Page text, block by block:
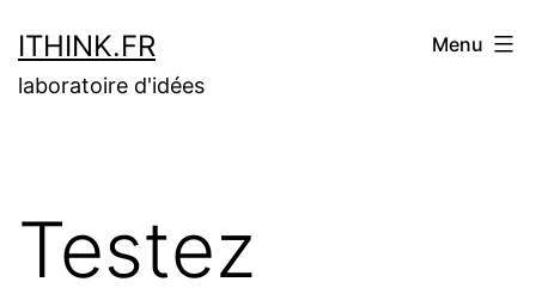
au
contenu
ITHINK.FR
laboratoire d'idées
Menu
Testez